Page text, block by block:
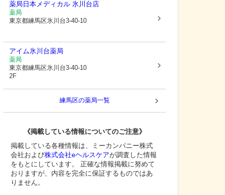
薬局日本メディカル 氷川台店
薬局
東京都練馬区氷川台3-40-10
アイム氷川台薬局
薬局
東京都練馬区氷川台3-40-10
2F
練馬区の薬局一覧
《掲載している情報についてのご注意》
掲載している各種情報は、ミーカンパニー株式
会社および株式会社eヘルスケアが調査した情報
をもとにしています。 正確な情報掲載に努めて
おりますが、内容を完全に保証するものではあ
りません。